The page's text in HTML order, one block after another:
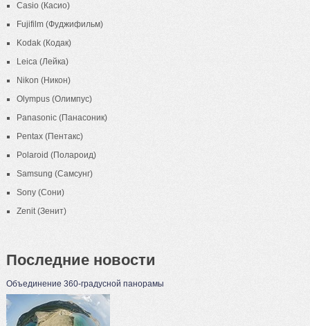
Casio (Касио)
Fujifilm (Фуджифильм)
Kodak (Кодак)
Leica (Лейка)
Nikon (Никон)
Olympus (Олимпус)
Panasonic (Панасоник)
Pentax (Пентакс)
Polaroid (Полароид)
Samsung (Самсунг)
Sony (Сони)
Zenit (Зенит)
Последние новости
Объединение 360-градусной панорамы